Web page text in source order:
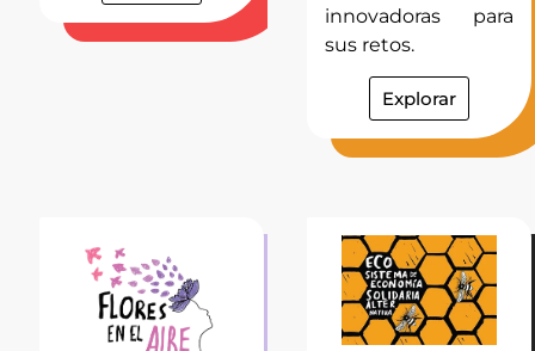
innovadoras para
sus retos.
Explorar